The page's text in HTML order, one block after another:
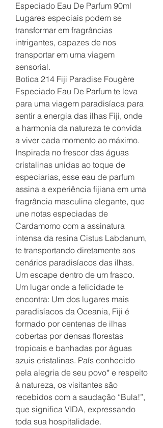
Especiado Eau De Parfum 90ml
Lugares especiais podem se
transformar em fragrâncias
intrigantes, capazes de nos
transportar em uma viagem
sensorial.
Botica 214 Fiji Paradise Fougère
Especiado Eau De Parfum te leva
para uma viagem paradisíaca para
sentir a energia das ilhas Fiji, onde
a harmonia da natureza te convida
a viver cada momento ao máximo.
Inspirada no frescor das águas
cristalinas unidas ao toque de
especiarias, esse eau de parfum
assina a experiência fijiana em uma
fragrância masculina elegante, que
une notas especiadas de
Cardamomo com a assinatura
intensa da resina Cistus Labdanum,
te transportando diretamente aos
cenários paradisíacos das ilhas.
Um escape dentro de um frasco.
Um lugar onde a felicidade te
encontra: Um dos lugares mais
paradisíacos da Oceania, Fiji é
formado por centenas de ilhas
cobertas por densas florestas
tropicais e banhadas por águas
azuis cristalinas. País conhecido
pela alegria de seu povo* e respeito
à natureza, os visitantes são
recebidos com a saudação “Bula!”,
que significa VIDA, expressando
toda sua hospitalidade.